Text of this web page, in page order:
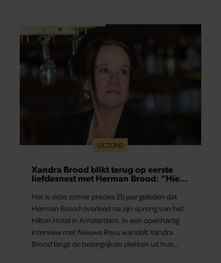
GEZOND
Xandra Brood blikt terug op eerste
liefdesnest met Herman Brood: “Hier
Het is deze zomer precies 25 jaar geleden dat
Herman Brood overleed na zijn sprong van het
Hilton Hotel in Amsterdam. In een openhartig
interview met Nieuwe Revu wandelt Xandra
Brood langs de belangrijkste plekken uit hun